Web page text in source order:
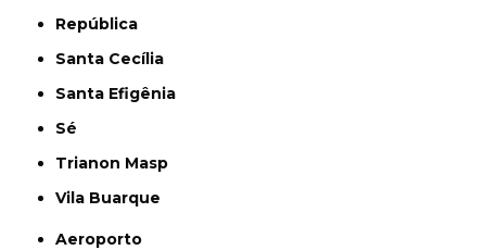
República
Santa Cecília
Santa Efigênia
Sé
Trianon Masp
Vila Buarque
Aeroporto